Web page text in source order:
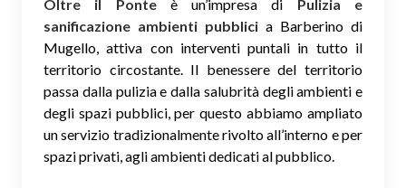
Oltre il Ponteè un’impresa di
Pulizia e
sanificazione ambienti pubblici a Barberino di
Mugello, attiva con interventi puntali in tutto il
territorio circostante. Il benessere del territorio
passa dalla pulizia e dalla salubrità degli ambienti e
degli spazi pubblici, per questo abbiamo ampliato
un servizio tradizionalmente rivolto all’interno e per
spazi privati, agli ambienti dedicati al pubblico.